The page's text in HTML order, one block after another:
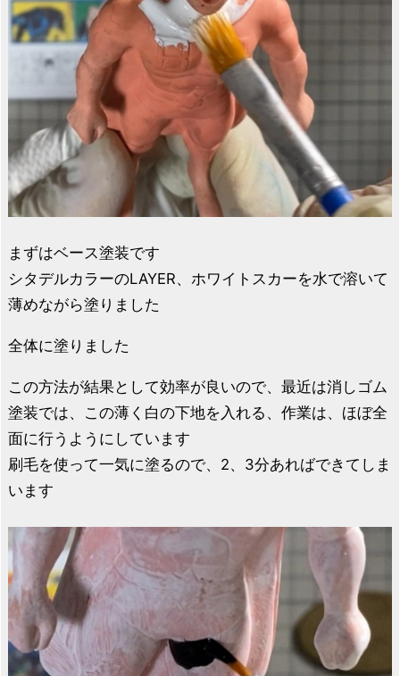
まずはベース塗装です
シタデルカラーのLAYER、ホワイトスカーを水で溶いて
薄めながら塗りました
全体に塗りました
この方法が結果として効率が良いので、最近は消しゴム
塗装では、この薄く白の下地を入れる、作業は、ほぼ全
面に行うようにしています
刷毛を使って一気に塗るので、2、3分あればできてしま
います